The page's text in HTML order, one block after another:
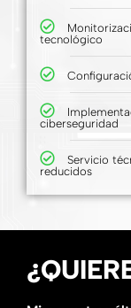
tecnológico
ciberseguridad
Servicio
reducidos